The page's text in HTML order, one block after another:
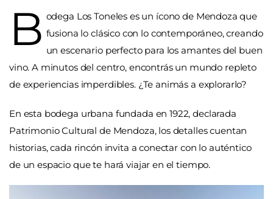
B odega Los Toneles es un ícono de Mendoza que
fusiona lo clásico con lo contemporáneo, creando
un escenario perfecto para los amantes del buen
vino. A minutos del centro, encontrás un mundo repleto
de experiencias imperdibles. ¿Te animás a explorarlo?
En esta bodega urbana fundada en 1922, declarada
Patrimonio Cultural de Mendoza, los detalles cuentan
historias, cada rincón invita a conectar con lo auténtico
de un espacio que te hará viajar en el tiempo.